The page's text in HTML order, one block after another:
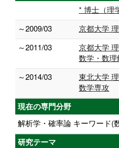
* 博士（理
～2009/03
京都大学
～2011/03
京都大学
数学・数
～2014/03
東北大学
数学専攻
現在の専門分野
解析学・確率論 キーワード(
研究テーマ